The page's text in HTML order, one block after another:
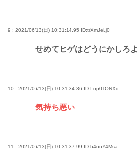
9 : 2021/06/13(日) 10:31:14.95 ID:trXmJeLj0
せめてヒゲはどうにかしろよ
10 : 2021/06/13(日) 10:31:34.36 ID:Lop0TONXd
気持ち悪い
11 : 2021/06/13(日) 10:31:37.99 ID:h4onY4Msa